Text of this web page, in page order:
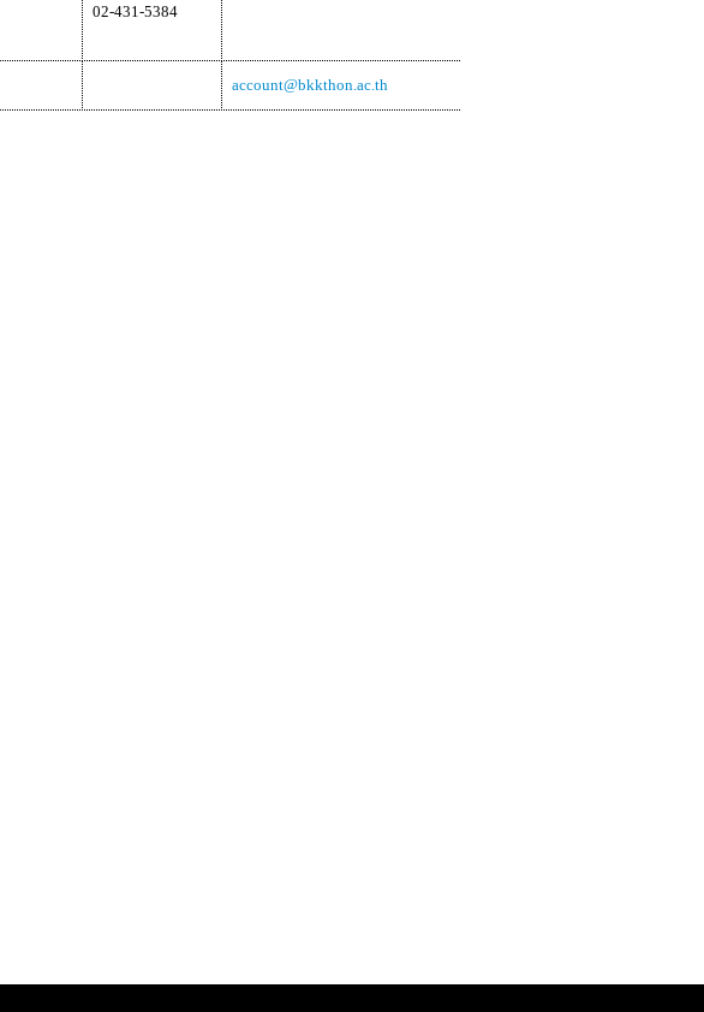
02-431-5384
account@bkkthon.ac.th